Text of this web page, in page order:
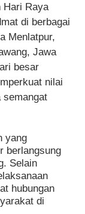
Hari Raya
di berbagai
Menlatpur,
Jawa
besar
nilai
semangat
yang
berlangsung
Selain
hubungan
di